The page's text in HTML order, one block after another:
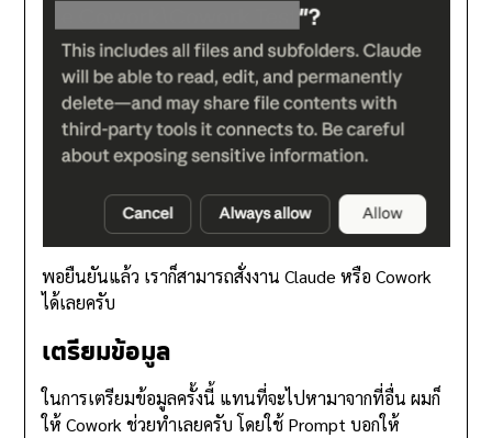
พอยืนยันแล้ว เราก็สามารถสั่งงาน Claude หรือ Cowork
ได้เลยครับ
เตรียมข้อมูล
ในการเตรียมข้อมูลครั้งนี้ แทนที่จะไปหามาจากที่อื่น ผมก็
ให้ Cowork ช่วยทำเลยครับ โดยใช้ Prompt บอกให้